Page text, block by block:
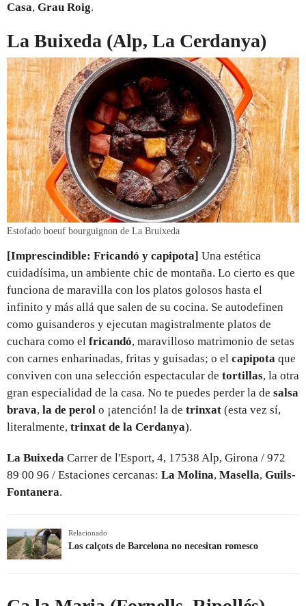
Casa, Grau Roig.
La Buixeda (Alp, La Cerdanya)
Estofado boeuf bourguignon de La Bruixeda
[Imprescindible: Fricandó y capipota] Una estética
cuidadísima, un ambiente chic de montaña. Lo cierto es que
funciona de maravilla con los platos golosos hasta el
infinito y más allá que salen de su cocina. Se autodefinen
como guisanderos y ejecutan magistralmente platos de
cuchara como el fricandó, maravilloso matrimonio de setas
con carnes enharinadas, fritas y guisadas; o el capipota que
conviven con una selección espectacular de tortillas, la otra
gran especialidad de la casa. No te puedes perder la de salsa
brava, la de perol o ¡atención! la de trinxat (esta vez sí,
literalmente, trinxat de la Cerdanya).
La Buixeda Carrer de l'Esport, 4, 17538 Alp, Girona / 972
89 00 96 / Estaciones cercanas: La Molina, Masella, Guils-
Fontanera.
Relacionado
Los calçots de Barcelona no necesitan romesco